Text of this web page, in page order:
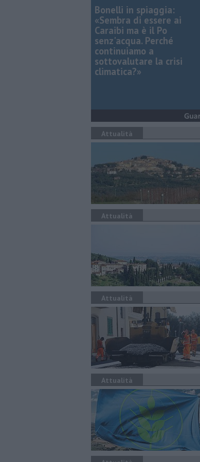
Bonelli in spiaggia:
«Sembra di essere ai
Caraibi ma è il Po
senz'acqua. Perché
continuiamo a
sottovalutare la crisi
climatica?»
Attualità
Attualità
Attualità
Attualità